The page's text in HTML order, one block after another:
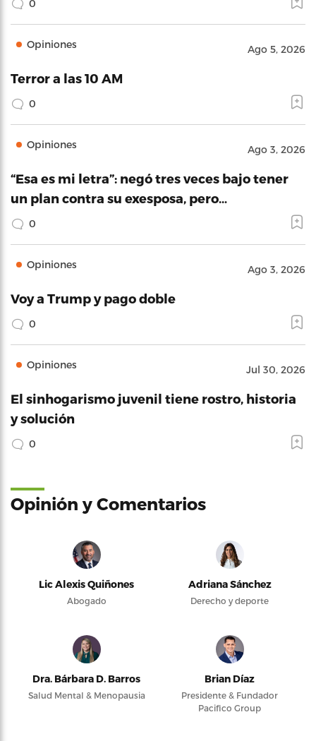
0
Opiniones Ago 5, 2026
Terror a las 10 AM
0
Opiniones Ago 3, 2026
“Esa es mi letra”: negó tres veces bajo tener
un plan contra su exesposa, pero…
0
Opiniones Ago 3, 2026
Voy a Trump y pago doble
0
Opiniones Jul 30, 2026
El sinhogarismo juvenil tiene rostro, historia
y solución
0
Opinión y Comentarios
Lic Alexis Quiñones
Abogado
Adriana Sánchez
Derecho y deporte
Dra. Bárbara D. Barros
Salud Mental & Menopausia
Brian Díaz
Presidente & Fundador
Pacifico Group